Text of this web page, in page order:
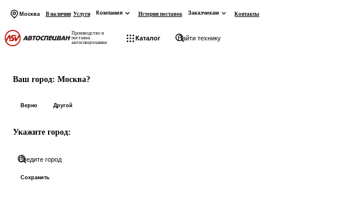
Москва В наличии Услуги Компания История поставок Заказчикам Контакты
Производство и
поставка
автоспецтехники
Каталог
Ваш город: Москва?
Верно Другой
Укажите город:
Сохранить